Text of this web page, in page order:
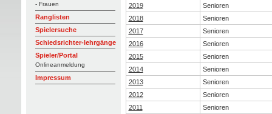
- Frauen
Ranglisten
Spielersuche
Schiedsrichter-lehrgänge
Spieler/Portal
Onlineanmeldung
Impressum
2019
Senioren
2018
Senioren
2017
Senioren
2016
Senioren
2015
Senioren
2014
Senioren
2013
Senioren
2012
Senioren
2011
Senioren